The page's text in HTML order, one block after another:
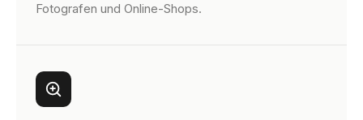
Fotografen und Online-Shops.